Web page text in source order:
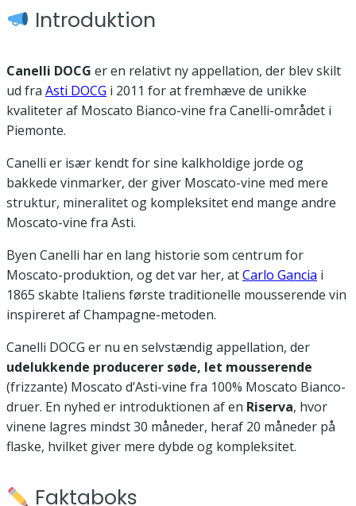
Introduktion
Canelli DOCG er en relativt ny appellation, der blev skilt
ud fra Asti DOCG i 2011 for at fremhæve de unikke
kvaliteter af Moscato Bianco-vine fra Canelli-området i
Piemonte.
Canelli er især kendt for sine kalkholdige jorde og
bakkede vinmarker, der giver Moscato-vine med mere
struktur, mineralitet og kompleksitet end mange andre
Moscato-vine fra Asti.
Byen Canelli har en lang historie som centrum for
Moscato-produktion, og det var her, atCarlo Gancia i
1865 skabte Italiens første traditionelle mousserende vin
inspireret af Champagne-metoden.
Canelli DOCG er nu en selvstændig appellation, der
udelukkende producerer søde, let mousserende
(frizzante) Moscato d’Asti-vine fra 100% Moscato Bianco-
druer. En nyhed er introduktionen af en Riserva, hvor
vinene lagres mindst 30 måneder, heraf 20 måneder på
flaske, hvilket giver mere dybde og kompleksitet.
Faktaboks